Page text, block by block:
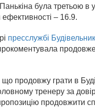
була третьою в
– 16.9.
пресслужбі
продовжу грати в
тренеру за
продовжити